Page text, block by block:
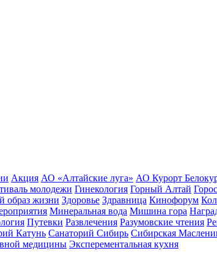
Акция АО «Алтайские луга» АО Курорт
молодежи Гинекология Горный Алтай
образ жизни Здоровье Здравница Кинофорум
Минеральная вода Мишина гора
Путевки Развлечения Разумовские чтения
Катунь Санаторий Сибирь Сибирская
медицины Эксперементальная кухня